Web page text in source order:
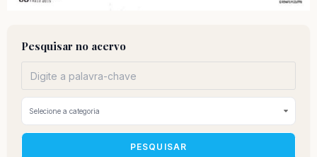
Pesquisar no acervo
PESQUISAR